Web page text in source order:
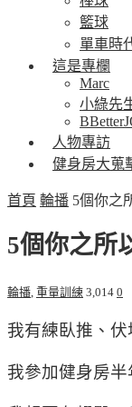
籃球
單車時
這是專欄
Marc
小綠先
人物專訪
健身房大蒐
首頁 輪播 5個你之
5個你之所
輪播 重量訓練 3,014 0
我有練臥推、
我參加健身房